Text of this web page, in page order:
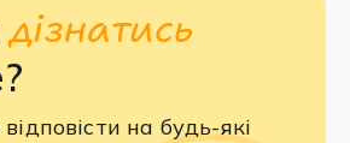
дізнатись
на будь-які